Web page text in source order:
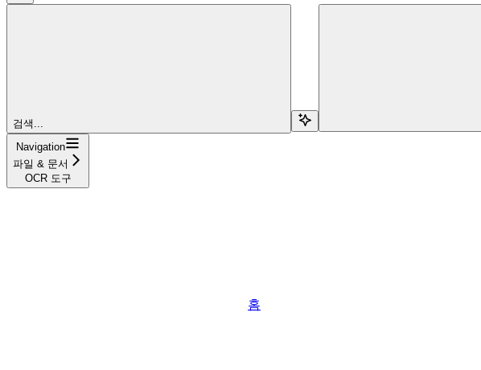
검색...
Navigation
파일 & 문서
OCR 도구
홈